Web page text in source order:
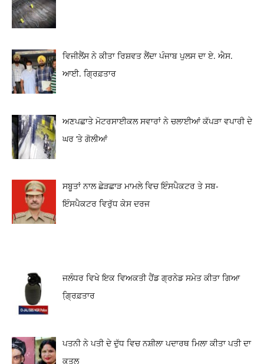
ਵਿਜੀਲੈਂਸ ਨੇ ਕੀਤਾ ਰਿਸ਼ਵਤ ਲੈਂਦਾ ਪੰਜਾਬ ਪੁਲਸ ਦਾ ਏ. ਐਸ.
ਆਈ. ਗ੍ਰਿਫ਼ਤਾਰ
ਅਣਪਛਾਤੇ ਮੋਟਰਸਾਈਕਲ ਸਵਾਰਾਂ ਨੇ ਚਲਾਈਆਂ ਕੱਪੜਾ ਵਪਾਰੀ ਦੇ
ਘਰ ‘ਤੇ ਗੋਲੀਆਂ
ਸਬੂਤਾਂ ਨਾਲ ਛੇੜਛਾੜ ਮਾਮਲੇ ਵਿਚ ਇੰਸਪੈਕਟਰ ਤੇ ਸਬ-
ਇੰਸਪੈਕਟਰ ਵਿਰੁੱਧ ਕੇਸ ਦਰਜ
ਜਲੰਧਰ ਵਿਖੇ ਇਕ ਵਿਅਕਤੀ ਹੈਂਡ ਗ੍ਰਨੇਡ ਸਮੇਤ ਕੀਤਾ ਗਿਆ
ਗ੍ਰਿ਼ਫ਼ਤਾਰ
ਪਤਨੀ ਨੇ ਪਤੀ ਦੇ ਦੁੱਧ ਵਿਚ ਨਸ਼ੀਲਾ ਪਦਾਰਥ ਮਿਲਾ ਕੀਤਾ ਪਤੀ ਦਾ
ਕਤਲ